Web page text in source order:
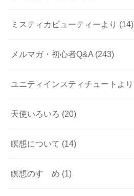
ミスティカビューティーより (14)
メルマガ・初心者Q&A (243)
ユニティインスティチュートより
天使いろいろ (20)
瞑想について (14)
瞑想のすゝめ (1)